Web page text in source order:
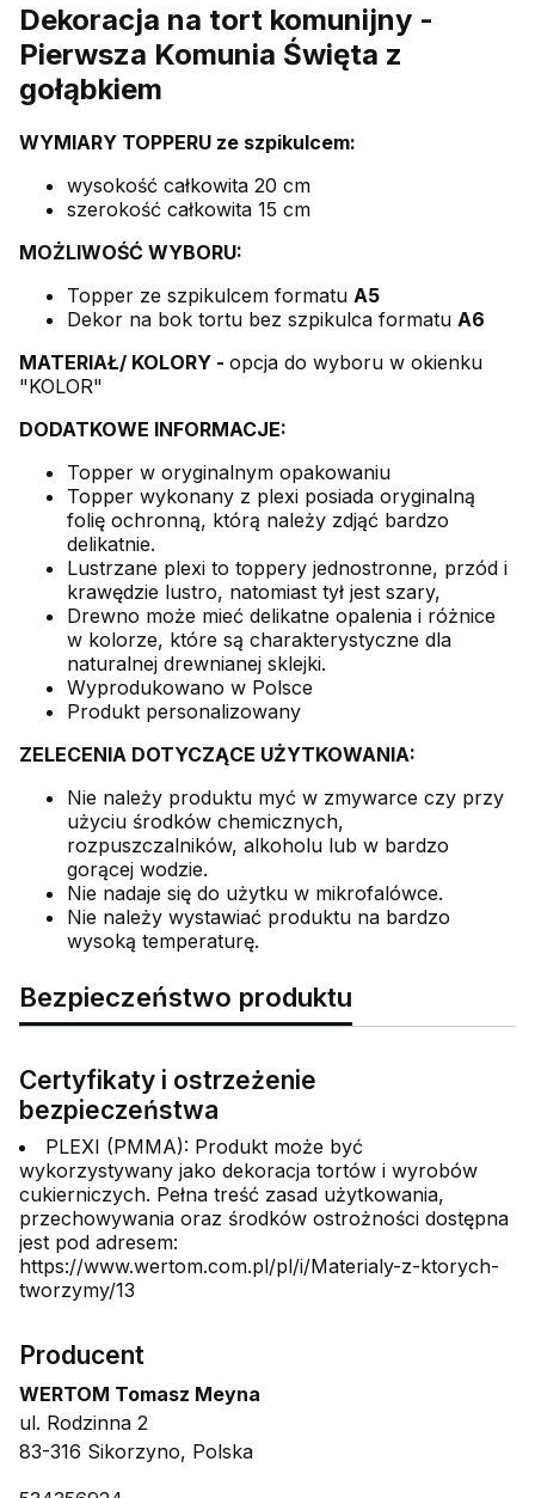
Dekoracja na tort komunijny -
Pierwsza Komunia Święta z
gołąbkiem
WYMIARY TOPPERU ze szpikulcem:
wysokość całkowita 20 cm
szerokość całkowita 15 cm
MOŻLIWOŚĆ WYBORU:
Topper ze szpikulcem formatu A5
Dekor na bok tortu bez szpikulca formatu A6
MATERIAŁ/ KOLORY - opcja do wyboru w okienku
"KOLOR"
DODATKOWE INFORMACJE:
Topper w oryginalnym opakowaniu
Topper wykonany z plexi posiada oryginalną
folię ochronną, którą należy zdjąć bardzo
delikatnie.
Lustrzane plexi to toppery jednostronne, przód i
krawędzie lustro, natomiast tył jest szary,
Drewno może mieć delikatne opalenia i różnice
w kolorze, które są charakterystyczne dla
naturalnej drewnianej sklejki.
Wyprodukowano w Polsce
Produkt personalizowany
ZELECENIA DOTYCZĄCE UŻYTKOWANIA:
Nie należy produktu myć w zmywarce czy przy
użyciu środków chemicznych,
rozpuszczalników, alkoholu lub w bardzo
gorącej wodzie.
Nie nadaje się do użytku w mikrofalówce.
Nie należy wystawiać produktu na bardzo
wysoką temperaturę.
Bezpieczeństwo produktu
Certyfikaty i ostrzeżenie
bezpieczeństwa
PLEXI (PMMA): Produkt może być
wykorzystywany jako dekoracja tortów i wyrobów
cukierniczych. Pełna treść zasad użytkowania,
przechowywania oraz środków ostrożności dostępna
jest pod adresem:
https://www.wertom.com.pl/pl/i/Materialy-z-ktorych-
tworzymy/13
Producent
WERTOM Tomasz Meyna
ul. Rodzinna 2
83-316 Sikorzyno, Polska